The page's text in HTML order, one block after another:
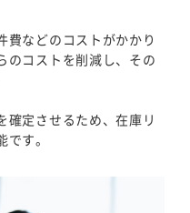
費などのコストがかかり
のコストを削減し、その
確定させるため、在庫リ
す。